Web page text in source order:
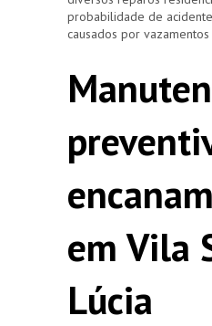
probabilidade de
causados por
em Vila
Lúcia